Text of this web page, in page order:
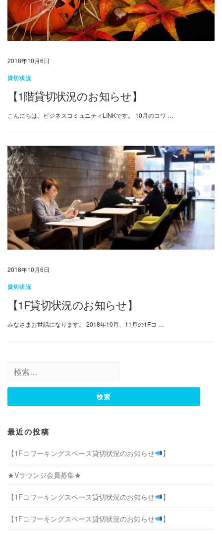
2018年10月6日
貸切状況
【1階貸切状況のお知らせ】
こんにちは、ビジネスコミュニティLINKです。 10月のコワ …
2018年10月6日
貸切状況
【1F貸切状況のお知らせ】
みなさまお世話になります。 2018年10月、11月の1Fコ …
索:
最近の投稿
【1Fコワーキングスペース貸切状況のお知らせ 】
★Vラウンジ会員募集★
【1Fコワーキングスペース貸切状況のお知らせ 】
【1Fコワーキングスペース貸切状況のお知らせ 】